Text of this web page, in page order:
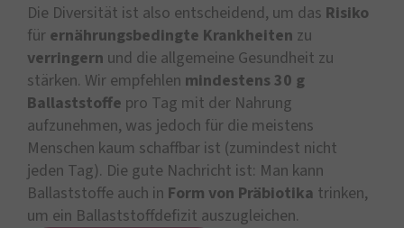
Die Diversität ist also entscheidend, um das Risiko
für ernährungsbedingte Krankheiten zu
verringern und die allgemeine Gesundheit zu
stärken. Wir empfehlen mindestens 30 g
Ballaststoffe pro Tag mit der Nahrung
aufzunehmen, was jedoch für die meistens
Menschen kaum schaffbar ist (zumindest nicht
jeden Tag). Die gute Nachricht ist: Man kann
Ballaststoffe auch in Form von Präbiotika trinken,
um ein Ballaststoffdefizit auszugleichen.